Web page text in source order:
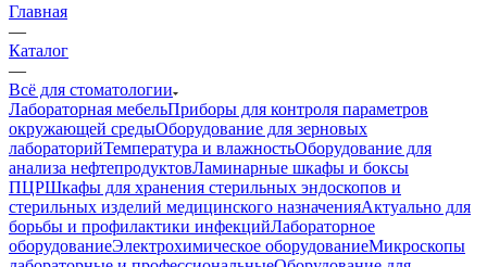
Главная
—
Каталог
—
Всё для стоматологии
Лабораторная мебельПриборы для контроля параметров
окружающей средыОборудование для зерновых
лабораторийТемпература и влажностьОборудование для
анализа нефтепродуктовЛаминарные шкафы и боксы
ПЦРШкафы для хранения стерильных эндоскопов и
стерильных изделий медицинского назначенияАктуально для
борьбы и профилактики инфекцийЛабораторное
оборудованиеЭлектрохимическое оборудованиеМикроскопы